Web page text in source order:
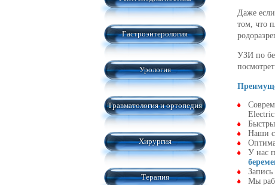
Гастроэнтерология
Урология
Травматология и ортопедия
Хирургия
Терапия
Даже
том, что
УЗИ по
Наши
У нас
Мы